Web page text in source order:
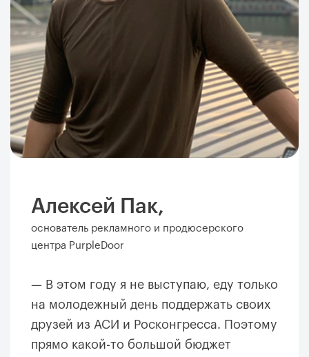
Алексей Пак,
основатель рекламного и продюсерского
центра PurpleDoor
— В этом году я не выступаю, еду только
на молодежный день поддержать своих
друзей из АСИ и Росконгресса. Поэтому
прямо какой-то большой бюджет